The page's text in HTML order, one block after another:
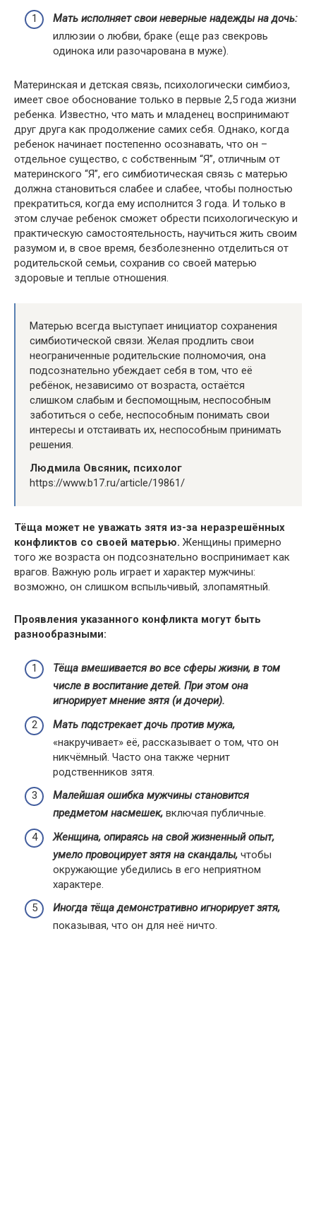
Мать исполняет свои неверные надежды на дочь:
иллюзии о любви, браке (еще раз свекровь
одинока или разочарована в муже).
Материнская и детская связь, психологически симбиоз,
имеет свое обоснование только в первые 2,5 года жизни
ребенка. Известно, что мать и младенец воспринимают
друг друга как продолжение самих себя. Однако, когда
ребенок начинает постепенно осознавать, что он –
отдельное существо, с собственным “Я”, отличным от
материнского “Я”, его симбиотическая связь с матерью
должна становиться слабее и слабее, чтобы полностью
прекратиться, когда ему исполнится 3 года. И только в
этом случае ребенок сможет обрести психологическую и
практическую самостоятельность, научиться жить своим
разумом и, в свое время, безболезненно отделиться от
родительской семьи, сохранив со своей матерью
здоровые и теплые отношения.
Матерью всегда выступает инициатор сохранения
симбиотической связи. Желая продлить свои
неограниченные родительские полномочия, она
подсознательно убеждает себя в том, что её
ребёнок, независимо от возраста, остаётся
слишком слабым и беспомощным, неспособным
заботиться о себе, неспособным понимать свои
интересы и отстаивать их, неспособным принимать
решения.
Людмила Овсяник, психолог
https://www.b17.ru/article/19861/
Тёща может не уважать зятя из-за неразрешённых
конфликтов со своей матерью. Женщины примерно
того же возраста он подсознательно воспринимает как
врагов. Важную роль играет и характер мужчины:
возможно, он слишком вспыльчивый, злопамятный.
Проявления указанного конфликта могут быть
разнообразными:
Тёща вмешивается во все сферы жизни, в том
числе в воспитание детей. При этом она
игнорирует мнение зятя (и дочери).
Мать подстрекает дочь против мужа,
«накручивает» её, рассказывает о том, что он
никчёмный. Часто она также чернит
родственников зятя.
Малейшая ошибка мужчины становится
предметом насмешек, включая публичные.
Женщина, опираясь на свой жизненный опыт,
умело провоцирует зятя на скандалы, чтобы
окружающие убедились в его неприятном
характере.
Иногда тёща демонстративно игнорирует зятя,
показывая, что он для неё ничто.